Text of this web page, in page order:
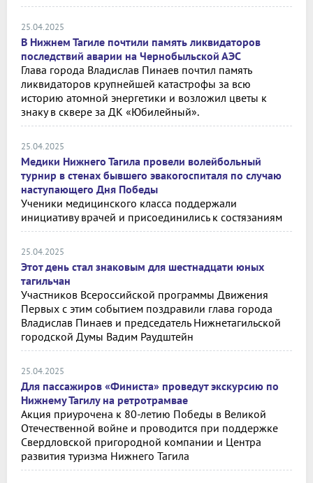
25.04.2025
В Нижнем Тагиле почтили память ликвидаторов
последствий аварии на Чернобыльской АЭС
Глава города Владислав Пинаев почтил память
ликвидаторов крупнейшей катастрофы за всю
историю атомной энергетики и возложил цветы к
знаку в сквере за ДК «Юбилейный».
25.04.2025
Медики Нижнего Тагила провели волейбольный
турнир в стенах бывшего эвакогоспиталя по случаю
наступающего Дня Победы
Ученики медицинского класса поддержали
инициативу врачей и присоединились к состязаниям
25.04.2025
Этот день стал знаковым для шестнадцати юных
тагильчан
Участников Всероссийской программы Движения
Первых с этим событием поздравили глава города
Владислав Пинаев и председатель Нижнетагильской
городской Думы Вадим Раудштейн
25.04.2025
Для пассажиров «Финиста» проведут экскурсию по
Нижнему Тагилу на ретротрамвае
Акция приурочена к 80-летию Победы в Великой
Отечественной войне и проводится при поддержке
Свердловской пригородной компании и Центра
развития туризма Нижнего Тагила